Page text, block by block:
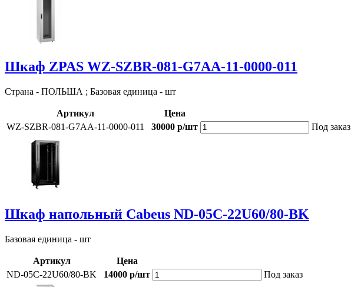
Шкаф ZPAS WZ-SZBR-081-G7AA-11-0000-011
Страна - ПОЛЬША ; Базовая единица - шт
Артикул
Цена
WZ-SZBR-081-G7AA-11-0000-011
30000 р/шт Под заказ
Шкаф напольный Cabeus ND-05C-22U60/80-BK
Базовая единица - шт
Артикул
Цена
ND-05C-22U60/80-BK
14000 р/шт Под заказ